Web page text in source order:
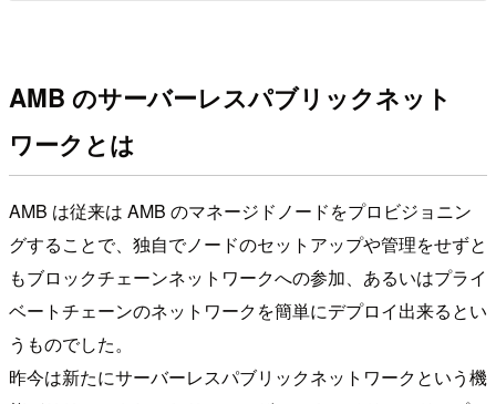
AMB のサーバーレスパブリックネット
ワークとは
AMB は従来は AMB のマネージドノードをプロビジョニン
グすることで、独自でノードのセットアップや管理をせずと
もブロックチェーンネットワークへの参加、あるいはプライ
ベートチェーンのネットワークを簡単にデプロイ出来るとい
うものでした。
昨今は新たにサーバーレスパブリックネットワークという機